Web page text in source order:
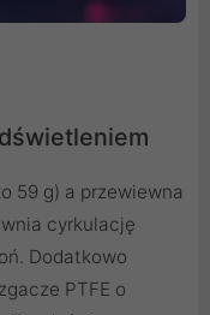
59 g) a przewiewna
cyrkulację
Dodatkowo
PTFE o